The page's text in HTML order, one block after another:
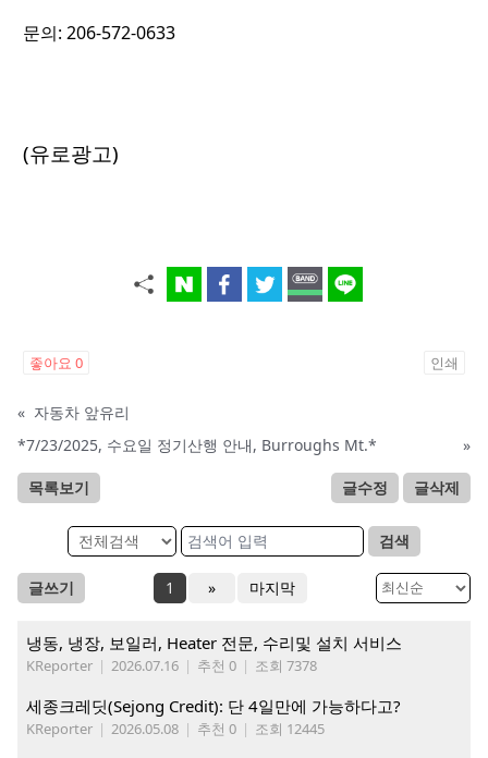
문의: 206-572-0633
(유로광고)
좋아요 0 인쇄
« 자동차 앞유리
*7/23/2025, 수요일 정기산행 안내, Burroughs Mt.*
»
목록보기 글수정 글삭제
검색
글쓰기 1 » 마지막
냉동, 냉장, 보일러, Heater 전문, 수리및 설치 서비스
KReporter | 2026.07.16 | 추천 0 | 조회 7378
세종크레딧(Sejong Credit): 단 4일만에 가능하다고?
KReporter | 2026.05.08 | 추천 0 | 조회 12445